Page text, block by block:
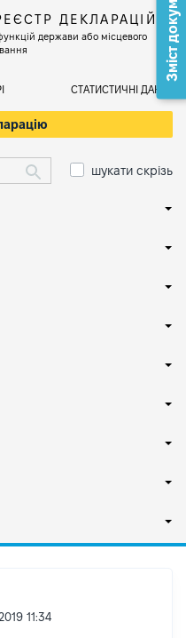
ДЕКЛАРАЦІЙ
держави або місцевого
СТАТИСТИЧНІ ДАНІ
шукати скрізь
11:34
Зміст документа